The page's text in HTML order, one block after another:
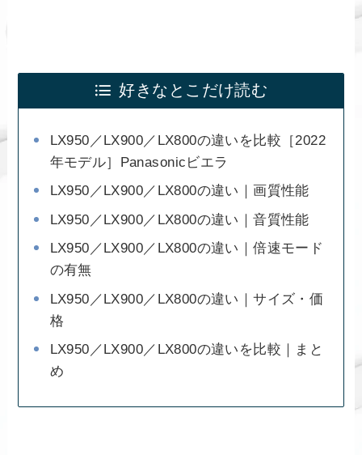
好きなとこだけ読む
LX950／LX900／LX800の違いを比較［2022
年モデル］Panasonicビエラ
LX950／LX900／LX800の違い｜画質性能
LX950／LX900／LX800の違い｜音質性能
LX950／LX900／LX800の違い｜倍速モード
の有無
LX950／LX900／LX800の違い｜サイズ・価
格
LX950／LX900／LX800の違いを比較｜まと
め